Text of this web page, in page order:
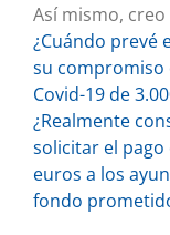
Así mismo,
¿Cuándo prevé
su
Covid-19 de
¿Realmente
solicitar el pago
euros a los
fondo